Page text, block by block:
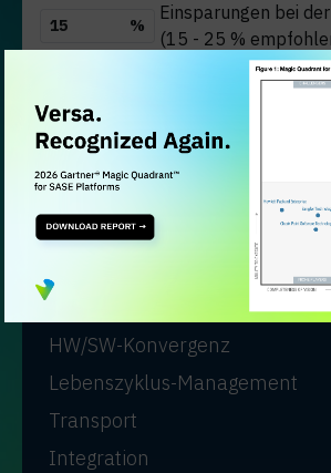
Einsparungen bei
(15 - 25 %
%
IHRE SCHNELLEN ERGEBNISSE
Eingesparte Dollars
insgesamt
HW/SW-Konvergenz
Lebenszyklus-Management
Transport
Integration